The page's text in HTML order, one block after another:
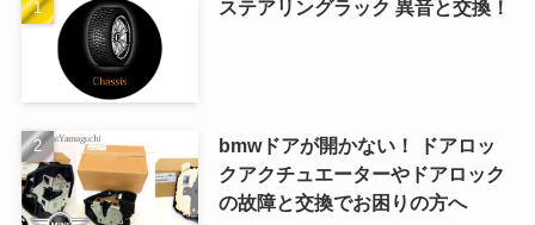
ステアリングラック 異音と交換！
bmwドアが開かない！ ドアロッ
クアクチュエーターやドアロック
の故障と交換でお困りの方へ